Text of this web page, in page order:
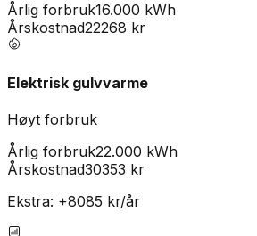
Årlig forbruk16.000 kWh
Årskostnad22268 kr
Elektrisk gulvvarme
Høyt forbruk
Årlig forbruk22.000 kWh
Årskostnad30353 kr
Ekstra: +8085 kr/år